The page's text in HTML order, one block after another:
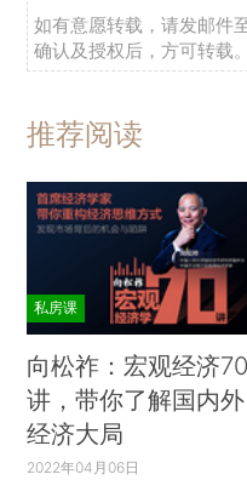
如有意愿转载，请发邮件
确认及授权后，方可转载。
推荐阅读
私房课
向松祚：宏观经济70
讲，带你了解国内外
经济大局
2022年04月06日